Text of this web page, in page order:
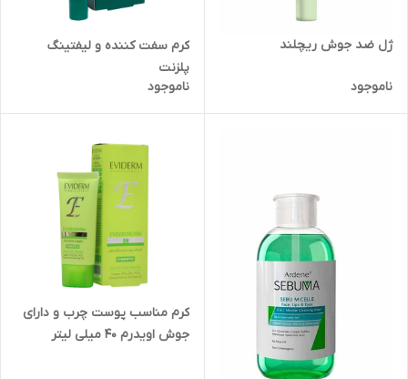
ژل ضد جوش ریچلند
ناموجود
کرم سفت کننده و لیفتینگ
پلزنت
ناموجود
کرم مناسب پوست چرب و دارای
جوش اویدرم 40 میلی لیتر